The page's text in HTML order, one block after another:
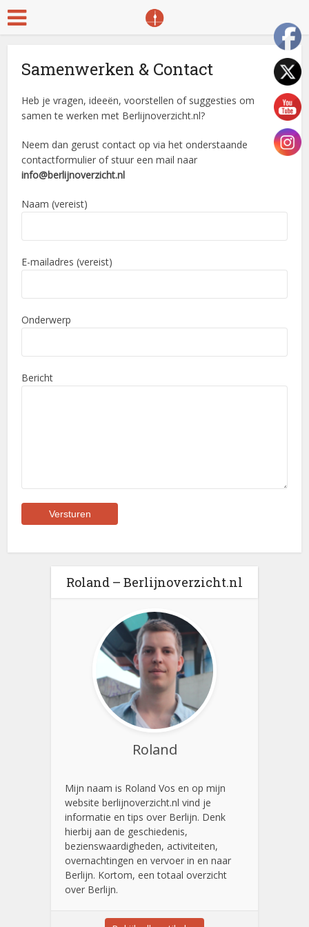
Samenwerken & Contact
Heb je vragen, ideeën, voorstellen of suggesties om
samen te werken met Berlijnoverzicht.nl?
Neem dan gerust contact op via het onderstaande
contactformulier of stuur een mail naar
info@berlijnoverzicht.nl
Naam (vereist)
E-mailadres (vereist)
Onderwerp
Bericht
Roland – Berlijnoverzicht.nl
Roland
Mijn naam is Roland Vos en op mijn
website berlijnoverzicht.nl vind je
informatie en tips over Berlijn. Denk
hierbij aan de geschiedenis,
bezienswaardigheden, activiteiten,
overnachtingen en vervoer in en naar
Berlijn. Kortom, een totaal overzicht
over Berlijn.